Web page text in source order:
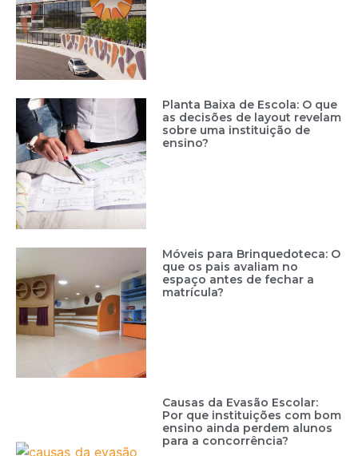
Planta Baixa de Escola: O que
as decisões de layout revelam
sobre uma instituição de
ensino?
Móveis para Brinquedoteca: O
que os pais avaliam no
espaço antes de fechar a
matrícula?
Causas da Evasão Escolar:
Por que instituições com bom
ensino ainda perdem alunos
para a concorrência?